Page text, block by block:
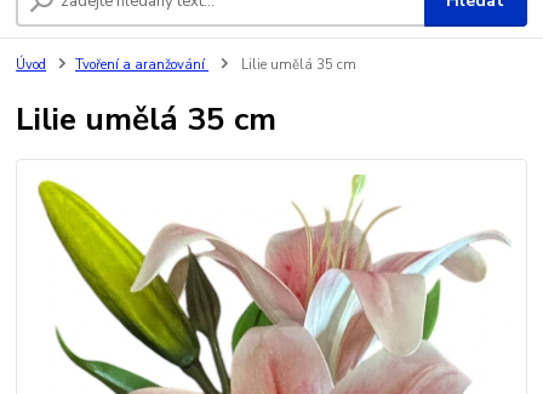
Úvod Tvoření a aranžování Lilie umělá 35 cm
Lilie umělá 35 cm